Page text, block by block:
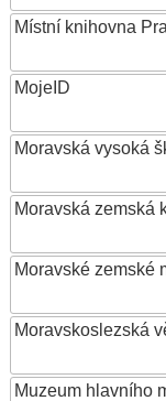
Místní knihovna
MojeID
Moravská vysoká
Moravská zemská
Moravské zemské
Moravskoslezská
Muzeum hlavního